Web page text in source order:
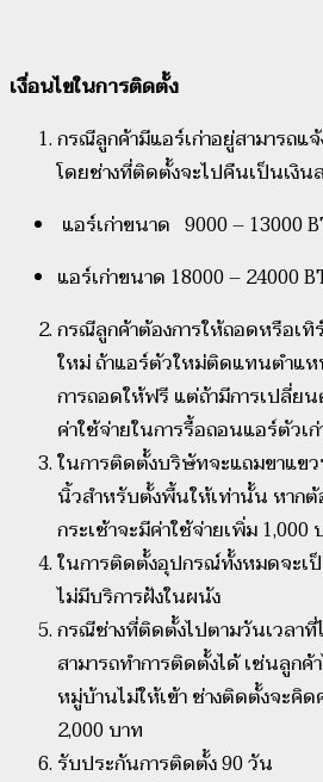
เงื่อนไขในการติดตั้ง
กรณีลูกค้ามีแอร์เก่าอยู่สามารถ
โดยช่างที่ติดตั้งจะไปคืนเป็นเงิ
แอร์เก่าขนาด 9000 – 13000
แอร์เก่าขนาด 18000 – 24000
กรณีลูกค้าต้องการให้ถอดหรือเ
ใหม่ ถ้าแอร์ตัวใหม่ติดแทนตำแ
การถอดให้ฟรี แต่ถ้ามีการเปลี่ย
ค่าใช้จ่ายในการรื้อถอนแอร์ตัวเ
ในการติดตั้งบริษัทจะแถมขาแข
นิ้วสำหรับตั้งพื้นให้เท่านั้น หาก
กระเช้าจะมีค่าใช้จ่ายเพิ่ม 1,000
ในการติดตั้งอุปกรณ์ทั้งหมดจะเ
ไม่มีบริการฝังในผนัง
กรณีช่างที่ติดตั้งไปตามวันเวลา
สามารถทำการติดตั้งได้ เช่นลูก
หมู่บ้านไม่ให้เข้า ช่างติดตั้งจะคิ
2,000 บาท
รับประกันการติดตั้ง 90 วัน